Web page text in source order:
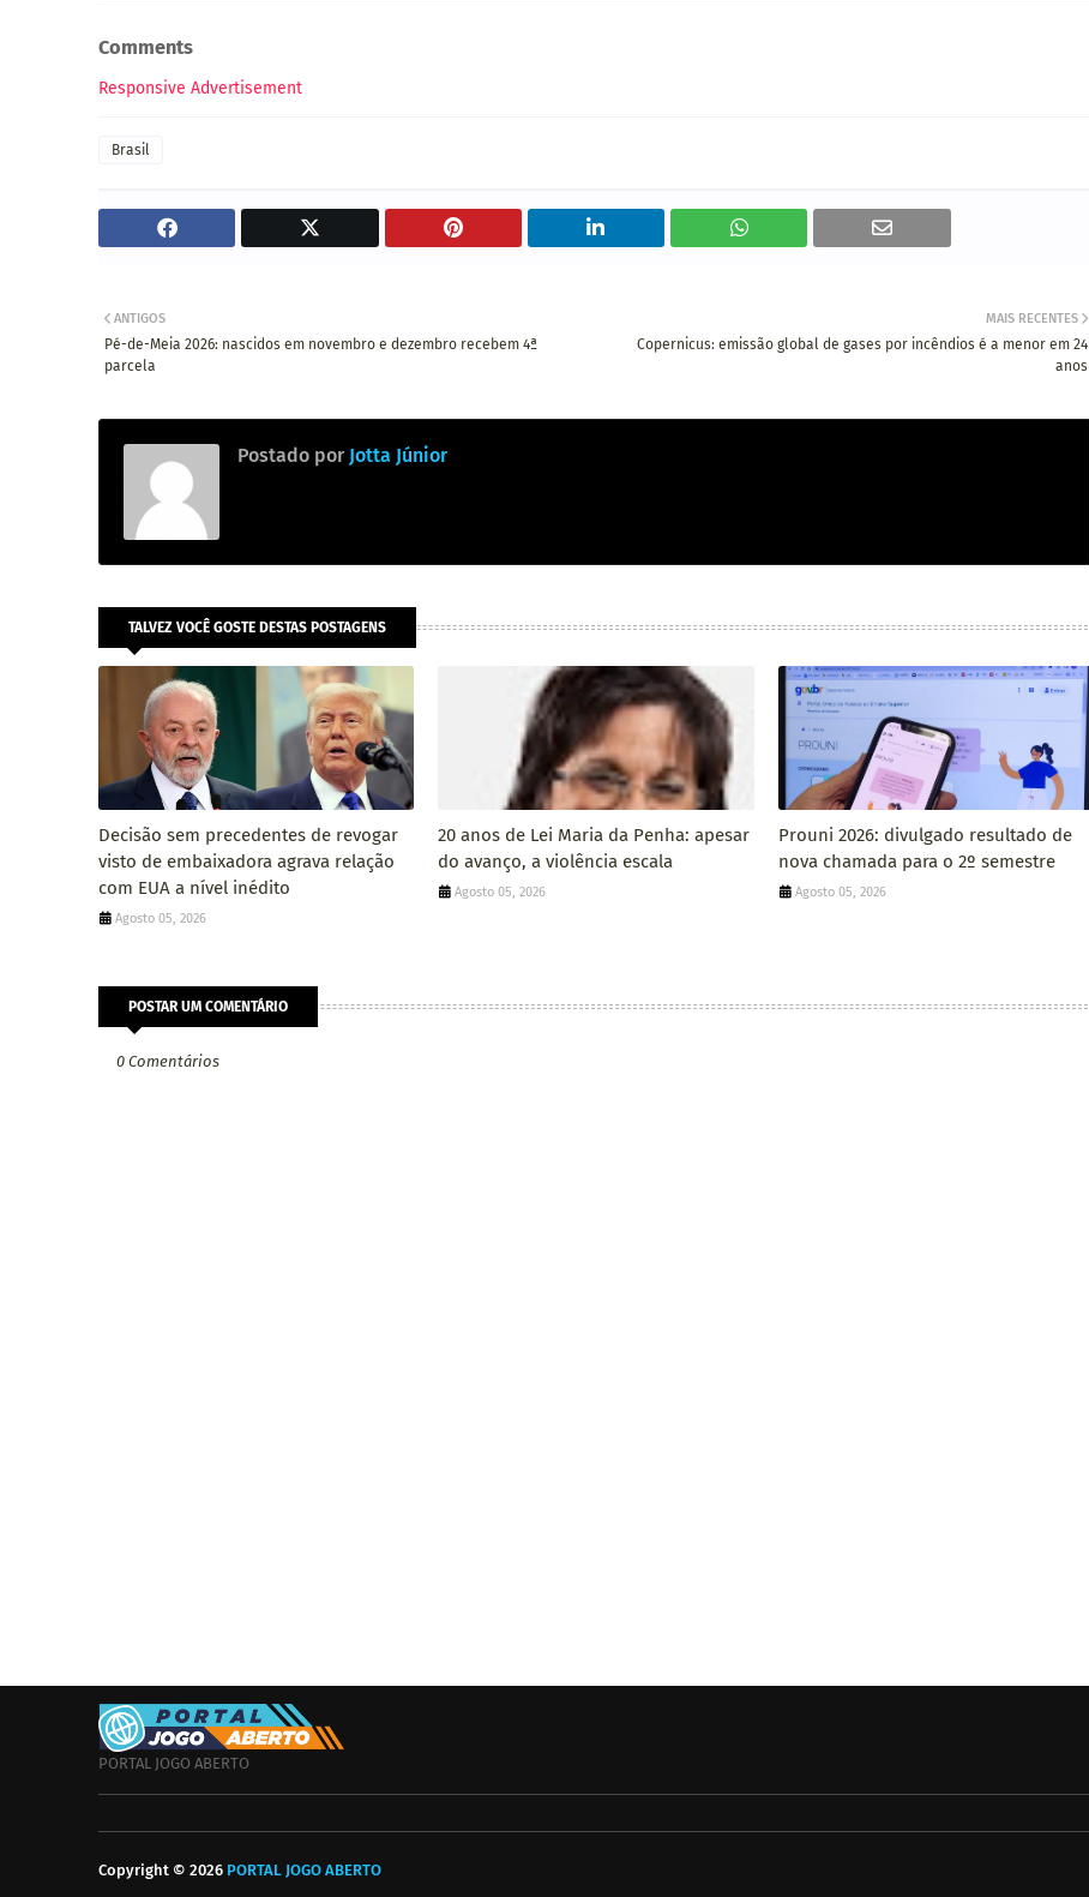
Comments
Responsive Advertisement
Brasil
MAIS RECENTES
Copernicus: emissão global de gases por incêndios é a menor em 24
anos
ANTIGOS
Pé-de-Meia 2026: nascidos em novembro e dezembro recebem 4ª
parcela
Postado por Jotta Júnior
TALVEZ VOCÊ GOSTE DESTAS POSTAGENS
Decisão sem precedentes de revogar
visto de embaixadora agrava relação
com EUA a nível inédito
Agosto 05, 2026
20 anos de Lei Maria da Penha: apesar
do avanço, a violência escala
Agosto 05, 2026
Prouni 2026: divulgado resultado de
nova chamada para o 2º semestre
Agosto 05, 2026
POSTAR UM COMENTÁRIO
0 Comentários
PORTAL JOGO ABERTO
Copyright © 2026 PORTAL JOGO ABERTO